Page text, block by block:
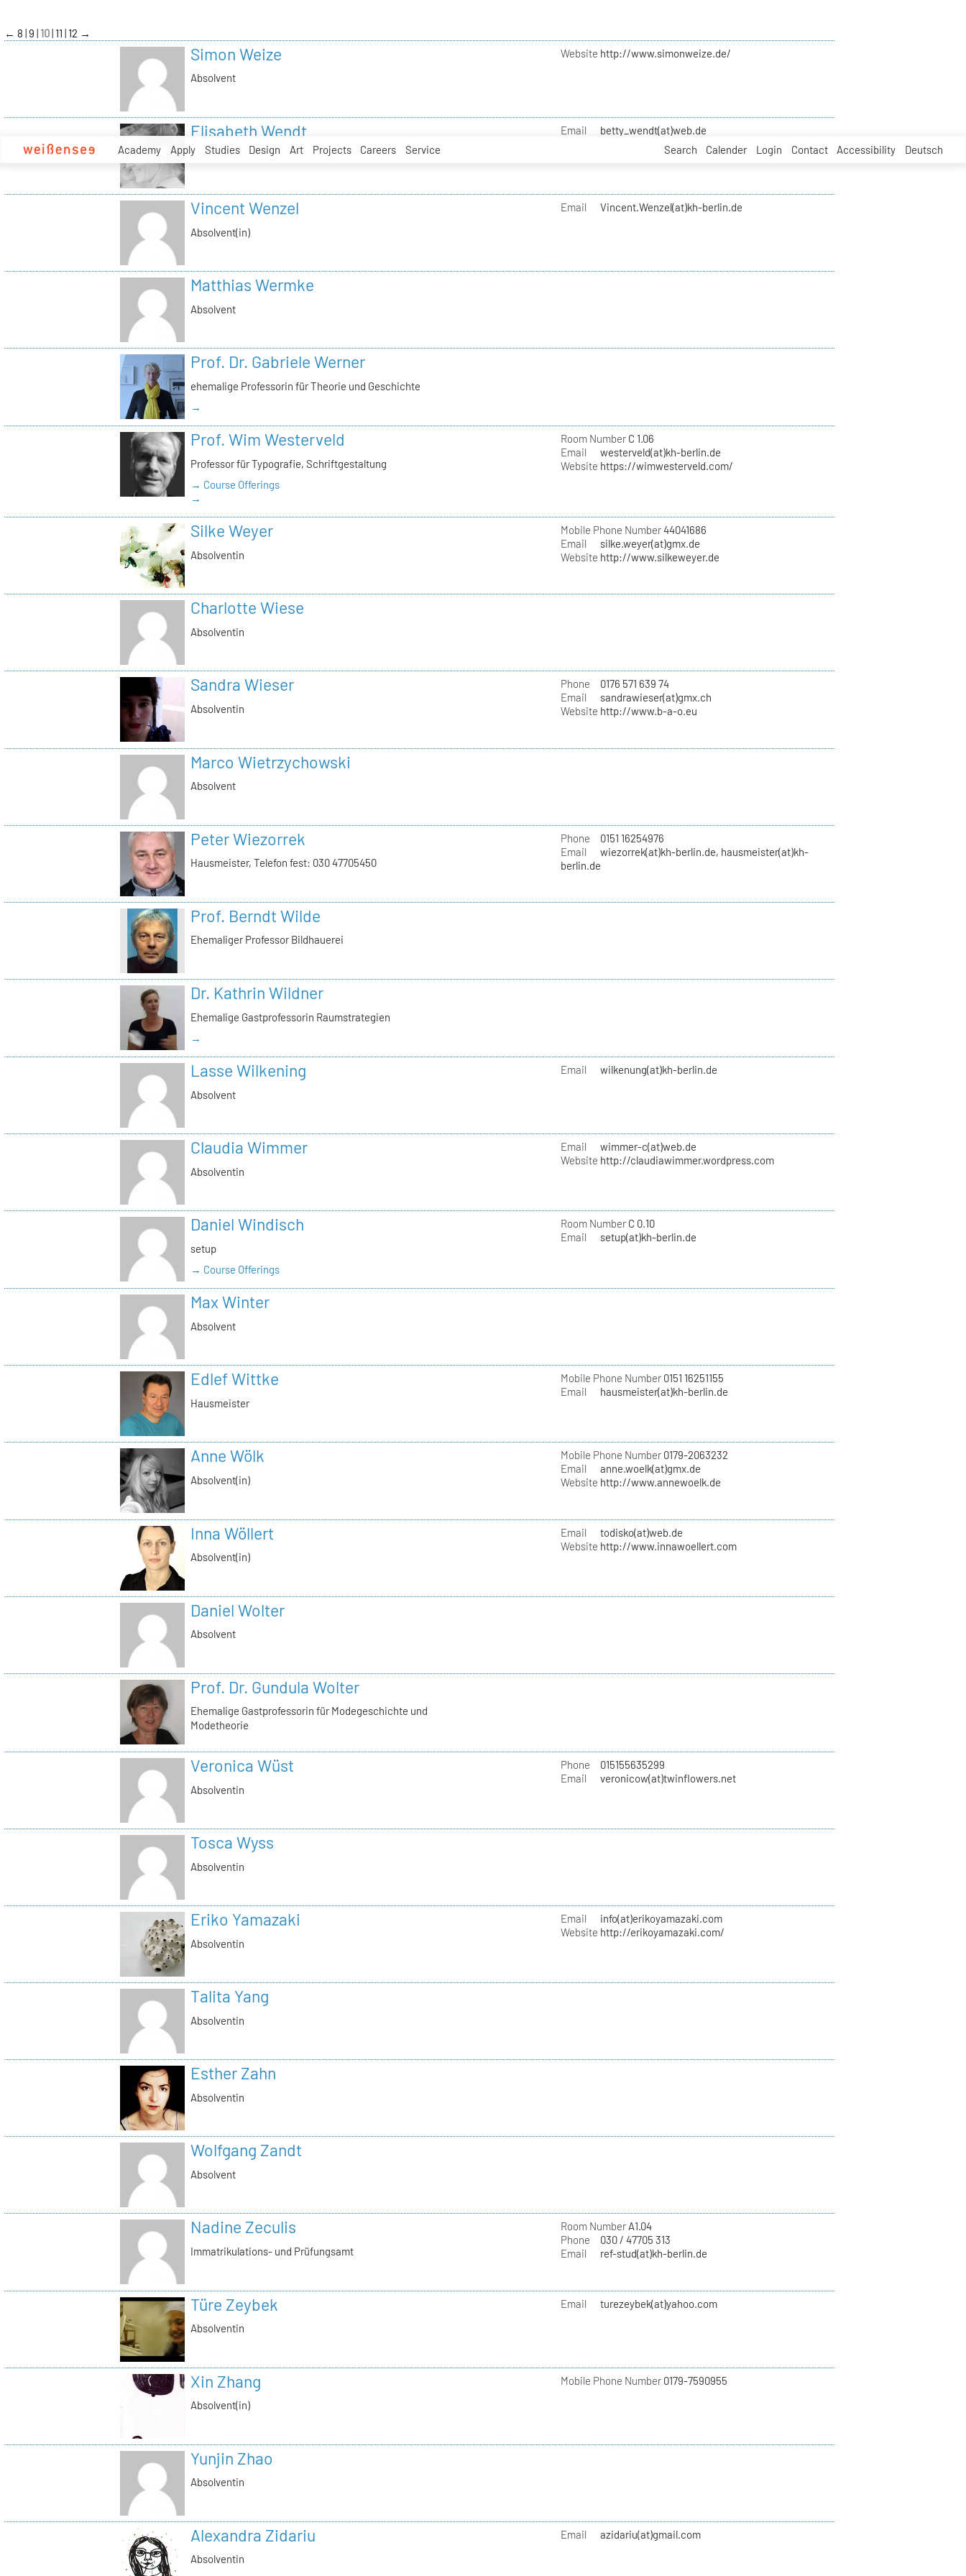
Academy Apply Studies Design Art Projects Careers Service Search Calender Login Contact Accessibility Deutsch
← 8 9 10 11 12 →
Simon Weize
Absolvent
Website http://www.simonweize.de/
Elisabeth Wendt
Absolventin
Email betty_wendt(at)web.de
Vincent Wenzel
Absolvent(in)
Email Vincent.Wenzel(at)kh-berlin.de
Matthias Wermke
Absolvent
Prof. Dr. Gabriele Werner
ehemalige Professorin für Theorie und Geschichte
→
Prof. Wim Westerveld
Professor für Typografie, Schriftgestaltung
→ Course Offerings
→
Room NumberC 1.06
Email
westerveld(at)kh-berlin.de
Website https://wimwesterveld.com/
Silke Weyer
Absolventin
Mobile Phone Number44041686
Email
silke.weyer(at)gmx.de
Website http://www.silkeweyer.de
Charlotte Wiese
Absolventin
Sandra Wieser
Absolventin
Phone
0176 571 639 74
Email
sandrawieser(at)gmx.ch
Website http://www.b-a-o.eu
Marco Wietrzychowski
Absolvent
Peter Wiezorrek
Hausmeister, Telefon fest: 030 47705450
Phone
0151 16254976
Email
wiezorrek(at)kh-berlin.de, hausmeister(at)kh-
berlin.de
Prof. Berndt Wilde
Ehemaliger Professor Bildhauerei
Dr. Kathrin Wildner
Ehemalige Gastprofessorin Raumstrategien
→
Lasse Wilkening
Absolvent
Email wilkenung(at)kh-berlin.de
Claudia Wimmer
Absolventin
Email
wimmer-c(at)web.de
Website http://claudiawimmer.wordpress.com
Daniel Windisch
setup
→ Course Offerings
Room NumberC 0.10
Email
setup(at)kh-berlin.de
Max Winter
Absolvent
Edlef Wittke
Hausmeister
Mobile Phone Number0151 16251155
Email
hausmeister(at)kh-berlin.de
Anne Wölk
Absolvent(in)
Mobile Phone Number0179-2063232
Email
anne.woelk(at)gmx.de
Website http://www.annewoelk.de
Inna Wöllert
Absolvent(in)
Email
todisko(at)web.de
Website http://www.innawoellert.com
Daniel Wolter
Absolvent
Prof. Dr. Gundula Wolter
Ehemalige Gastprofessorin für Modegeschichte und
Modetheorie
Veronica Wüst
Absolventin
Phone
015155635299
Email
veronicow(at)twinflowers.net
Tosca Wyss
Absolventin
Eriko Yamazaki
Absolventin
Email
info(at)erikoyamazaki.com
Website http://erikoyamazaki.com/
Talita Yang
Absolventin
Esther Zahn
Absolventin
Wolfgang Zandt
Absolvent
Nadine Zeculis
Immatrikulations- und Prüfungsamt
Room NumberA1.04
Phone
030 / 47705 313
Email
ref-stud(at)kh-berlin.de
Türe Zeybek
Absolventin
Email turezeybek(at)yahoo.com
Xin Zhang
Absolvent(in)
Mobile Phone Number0179-7590955
Yunjin Zhao
Absolventin
Alexandra Zidariu
Absolventin
Email azidariu(at)gmail.com